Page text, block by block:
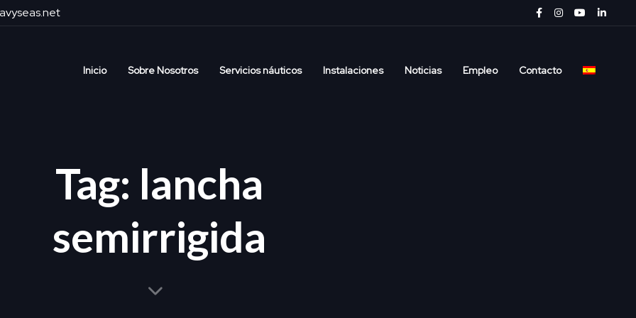
Inicio Sobre Nosotros Servicios náuticos Instalaciones Noticias Empleo Contacto
Tag: lancha
semirrigida